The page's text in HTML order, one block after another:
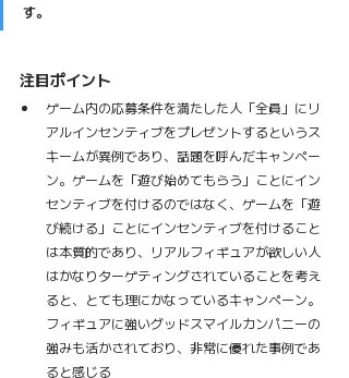
す。
注目ポイント
ゲーム内の応募条件を満たした人「全員」にリ
アルインセンティブをプレゼントするというス
キームが異例であり、話題を呼んだキャンペー
ン。ゲームを「遊び始めてもらう」ことにイン
センティブを付けるのではなく、ゲームを「遊
び続ける」ことにインセンティブを付けること
は本質的であり、リアルフィギュアが欲しい人
はかなりターゲティングされていることを考え
ると、とても理にかなっているキャンペーン。
フィギュアに強いグッドスマイルカンパニーの
強みも活かされており、非常に優れた事例であ
ると感じる